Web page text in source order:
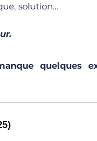
solution...
quelques